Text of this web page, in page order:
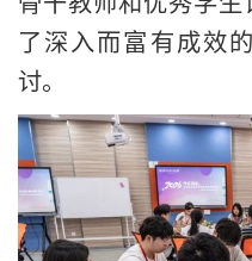
了深入而富有成效
讨。